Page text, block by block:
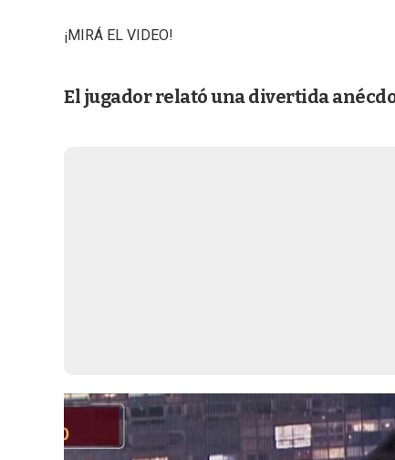
¡MIRÁ EL VIDEO!
El jugador relató una divertida